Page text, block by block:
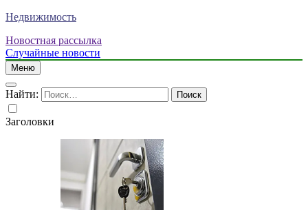
Недвижимость
Новостная рассылка
Случайные новости
Меню
Найти:
Заголовки